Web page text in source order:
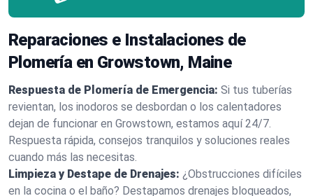
Reparaciones e Instalaciones de
Plomería en Growstown, Maine
Respuesta de Plomería de Emergencia: Si tus tuberías
revientan, los inodoros se desbordan o los calentadores
dejan de funcionar en Growstown, estamos aquí 24/7.
Respuesta rápida, consejos tranquilos y soluciones reales
cuando más las necesitas.
Limpieza y Destape de Drenajes: ¿Obstrucciones difíciles
en la cocina o el baño? Destapamos drenajes bloqueados,